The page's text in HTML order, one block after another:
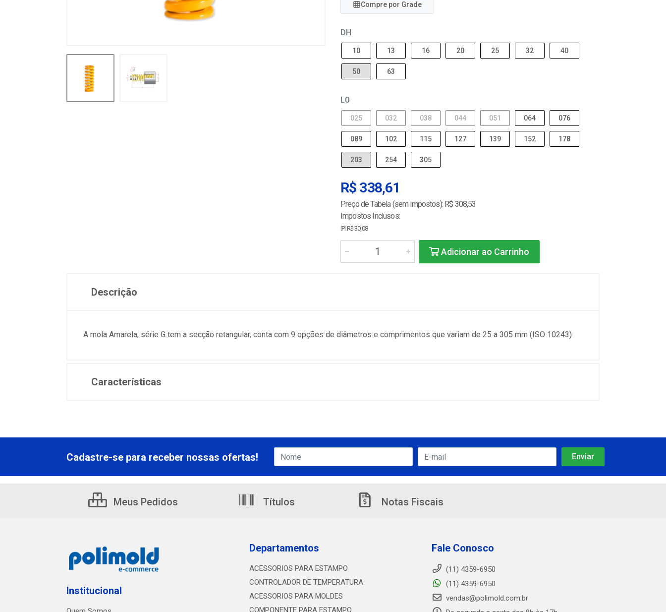
Compre por Grade
DH
10 13 16 20 25 32 40
50 63
L0
025 032 038 044 051 064 076
089 102 115 127 139 152 178
203 254 305
R$ 338,61
Preço de Tabela (sem impostos): R$ 308,53
Impostos Inclusos:
IPI R$ 30,08
Adicionar ao Carrinho
Descrição
A mola Amarela, série G tem a secção retangular, conta com 9 opções de diâmetros e comprimentos que variam de 25 a 305 mm (ISO 10243)
Características
Cadastre-se para receber nossas ofertas!
Meus Pedidos Títulos Notas Fiscais
Institucional
Departamentos
ACESSORIOS PARA ESTAMPO
CONTROLADOR DE TEMPERATURA
ACESSORIOS PARA MOLDES
COMPONENTE PARA ESTAMPO
Fale Conosco
(11) 4359-6950
(11) 4359-6950
vendas@polimold.com.br